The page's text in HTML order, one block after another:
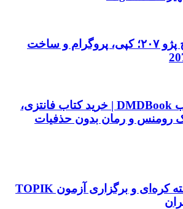
ساخت سوئیچ پژو ۲۰۷؛ کپی، پروگرام و ساخت
فروشگاه کتاب DMDBook | خرید کتاب فانتزی،
رومنس و رمان بدون حذفیات
راه‌اندازی رشته کره‌ای و برگزاری آزمون TOPIK